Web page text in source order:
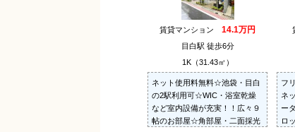
賃貸マンション 14.1万円
目白駅 徒歩6分
1K（31.43㎡）
ネット使用料無料☆池袋・目白
の2駅利用可☆WIC・浴室乾燥
など室内設備が充実！！広々９
帖のお部屋☆角部屋・二面採光
フ
ネ
ー
ロ